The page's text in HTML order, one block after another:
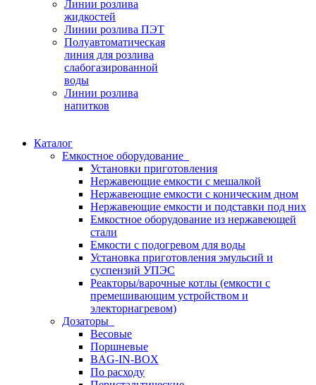
Линии розлива
жидкостей
Линии розлива ПЭТ
Полуавтоматическая
линия для розлива
слабогазированной
воды
Линии розлива
напитков
Каталог
Емкостное оборудование
Установки приготовления
Нержавеющие емкости с мешалкой
Нержавеющие емкости с коническим дном
Нержавеющие емкости и подставки под них
Емкостное оборудование из нержавеющей
стали
Емкости с подогревом для воды
Установка приготовления эмульсий и
суспензий УПЭС
Реакторы/варочные котлы (емкости с
премешивающим устройством и
электорнагревом)
Дозаторы
Весовые
Поршневые
BAG-IN-BOX
По расходу